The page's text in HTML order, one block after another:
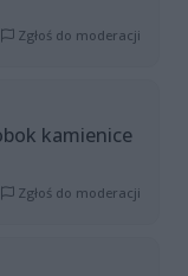
Zgłoś do moderacji
kamienice
Zgłoś do moderacji